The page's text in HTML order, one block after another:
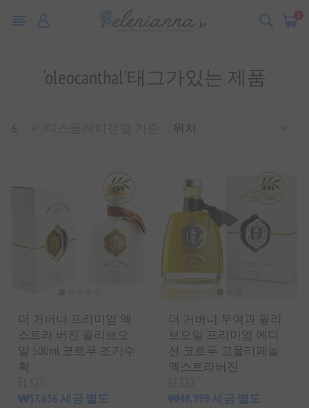
0
'oleocanthal'태그가있는 제품
더 거버너 프리미엄 엑
스트라 버진 올리브오
일 500ml 코르푸 조기수
확
₩57,656 세금 별도
더 거버너 무여과 올리
브오일 프리미엄 에디
션 코르푸 고폴리페놀
엑스트라버진
₩48,999 세금 별도